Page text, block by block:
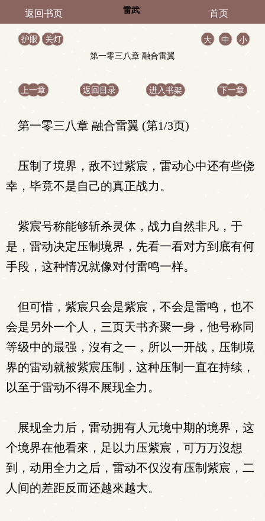
返回书页 雷武 首页
护眼 关灯 大 中
小
第一零三八章 融合雷翼
上一章 返回目录 进入书架 下一章
第一零三八章 融合雷翼 (第1/3页)
压制了境界，敌不过紫宸，雷动心中还有些侥
幸，毕竟不是自己的真正战力。
紫宸号称能够斩杀灵体，战力自然非凡，于
是，雷动决定压制境界，先看一看对方到底有何
手段，这种情况就像对付雷鸣一样。
但可惜，紫宸只会是紫宸，不会是雷鸣，也不
会是另外一个人，三页天书齐聚一身，他号称同
等级中的最强，沒有之一，所以一开战，压制境
界的雷动就被紫宸压制，这种压制一直在持续，
以至于雷动不得不展现全力。
展现全力后，雷动拥有人元境中期的境界，这
个境界在他看來，足以力压紫宸，可万万沒想
到，动用全力之后，雷动不仅沒有压制紫宸，二
人间的差距反而还越來越大。